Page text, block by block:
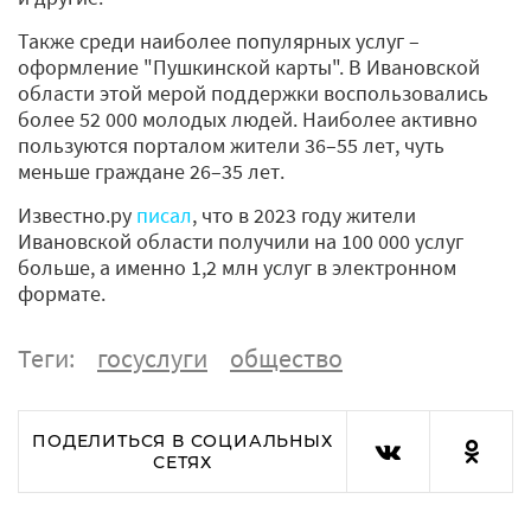
Также среди наиболее популярных услуг –
оформление "Пушкинской карты". В Ивановской
области этой мерой поддержки воспользовались
более 52 000 молодых людей. Наиболее активно
пользуются порталом жители 36–55 лет, чуть
меньше граждане 26–35 лет.
Известно.ру писал, что в 2023 году жители
Ивановской области получили на 100 000 услуг
больше, а именно 1,2 млн услуг в электронном
формате.
Теги: госуслуги общество
ПОДЕЛИТЬСЯ В СОЦИАЛЬНЫХ
СЕТЯХ